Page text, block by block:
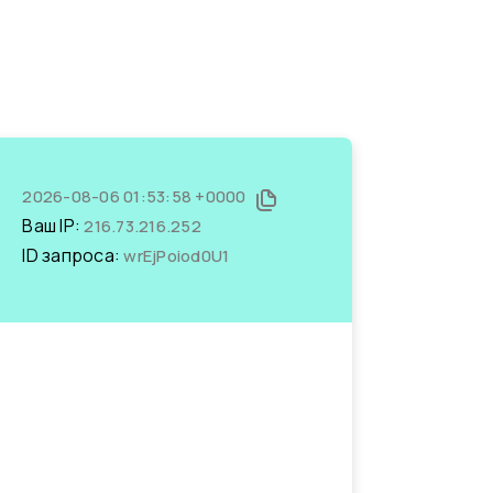
2026-08-06 01:53:58 +0000
Ваш IP:216.73.216.252
ID запроса:wrEjPoiod0U1